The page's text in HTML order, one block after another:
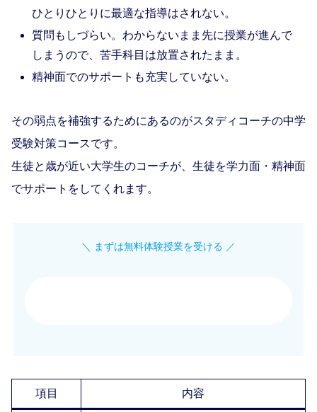
ひとりひとりに最適な指導はされない。
質問もしづらい。わからないまま先に授業が進んで
しまうので、苦手科目は放置されたまま。
精神面でのサポートも充実していない。
その弱点を補強するためにあるのがスタディコーチの中学
受験対策コースです。
生徒と歳が近い大学生のコーチが、生徒を学力面・精神面
でサポートをしてくれます。
＼ まずは無料体験授業を受ける ／
項目 内容